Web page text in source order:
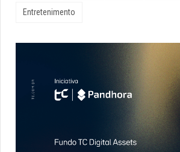
Entretenimento